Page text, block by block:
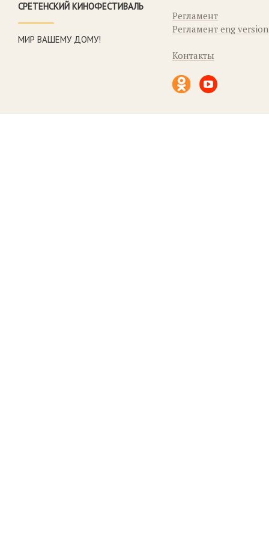
СРЕТЕНСКИЙ КИНОФЕСТИВАЛЬ
МИР ВАШЕМУ ДОМУ!
Регламент
Регламент eng version
Контакты